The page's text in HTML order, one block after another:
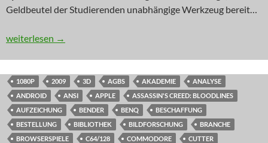
Geldbeutel der Studierenden unabhängige Werkzeug bereit…
INNOVATION: GameBox Advance
weiterlesen →
1080P 2009 3D AGBS AKADEMIE
ANALYSE
ANDROID
ANSI APPLE
ASSASSIN'S CREED: BLOODLINES
AUFZEICHUNG
BENDER BENQ
BESCHAFFUNG
BESTELLUNG
BIBLIOTHEK BILDFORSCHUNG
BRANCHE
BROWSERSPIELE
C64/128 COMMODORE
CUTTER